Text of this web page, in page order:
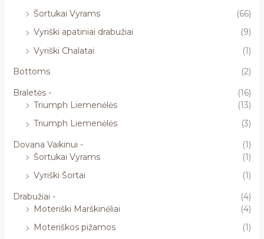
Šortukai Vyrams
(66)
Vyriški apatiniai drabužiai
(9)
Vyriški Chalatai
(1)
Bottoms
(2)
Braletės -
(16)
Triumph Liemenėlės
(13)
Triumph Liemenėlės
(3)
Dovana Vaikinui -
(1)
Šortukai Vyrams
(1)
Vyriški Šortai
(1)
Drabužiai -
(4)
Moteriški Marškinėliai
(4)
Moteriškos pižamos
(1)